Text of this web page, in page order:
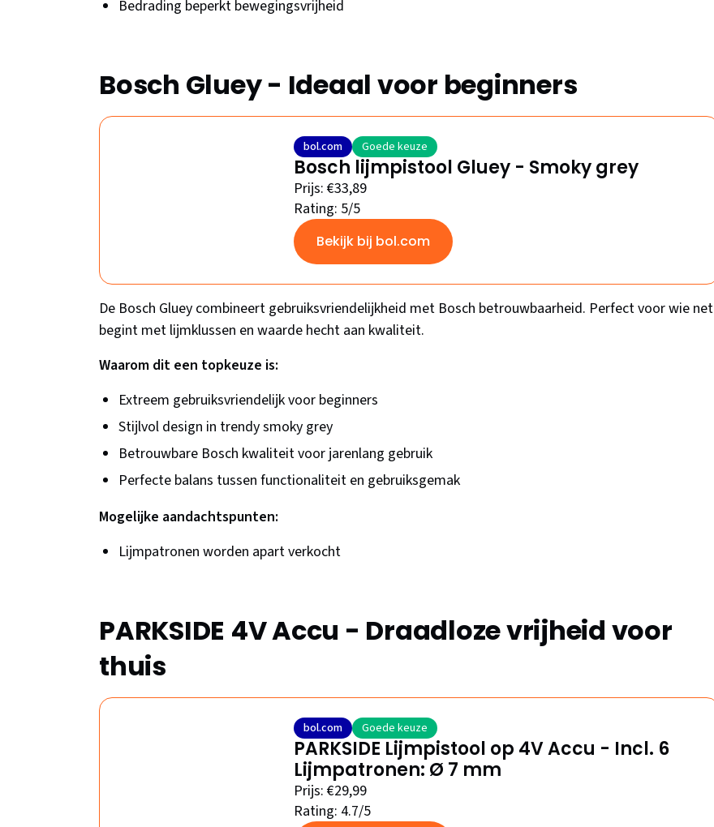
Bedrading beperkt bewegingsvrijheid
Bosch Gluey - Ideaal voor beginners
bol.com Goede keuze
Bosch lijmpistool Gluey - Smoky grey
Prijs: €33,89
Rating: 5/5
Bekijk bij bol.com
De Bosch Gluey combineert gebruiksvriendelijkheid met Bosch betrouwbaarheid. Perfect voor wie net
begint met lijmklussen en waarde hecht aan kwaliteit.
Waarom dit een topkeuze is:
Extreem gebruiksvriendelijk voor beginners
Stijlvol design in trendy smoky grey
Betrouwbare Bosch kwaliteit voor jarenlang gebruik
Perfecte balans tussen functionaliteit en gebruiksgemak
Mogelijke aandachtspunten:
Lijmpatronen worden apart verkocht
PARKSIDE 4V Accu - Draadloze vrijheid voor
thuis
bol.com Goede keuze
PARKSIDE Lijmpistool op 4V Accu - Incl. 6
Lijmpatronen: Ø 7 mm
Prijs: €29,99
Rating: 4.7/5